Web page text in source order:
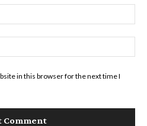
in this browser for the next time I